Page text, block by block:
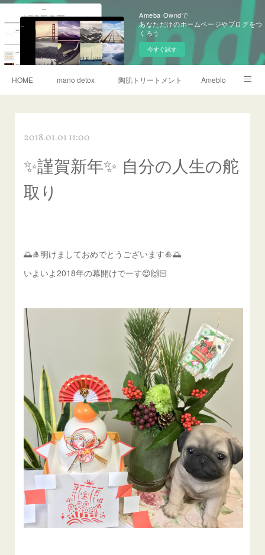
Ameba Owndで
あなただけのホームページやブログをつ
くろう
今すぐ試す
HOME mano detox 陶肌トリートメント Ameblo
2018.01.01 11:00
✨謹賀新年✨ 自分の人生の舵
取り
🌅🎍明けましておめでとうございます🎍🌅
いよいよ2018年の幕開けでーす😍🙌🏻